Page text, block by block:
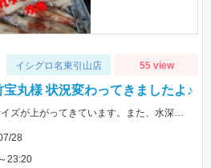
イシグロ名東引山店 55 view
丸様 状況変わってきましたよ♪
10日ほど前の釣行時と比べ、サイズが上がってきています。また、水深も少し深くなりヒットレンジも30ｍ→40ｍにメインが変わってきている様子でした。カラーだけは変わらずケイムラ系のピンクがぶっちぎりで好反応でしたので、必ずピンク系は持って行ってください。
28
23:20